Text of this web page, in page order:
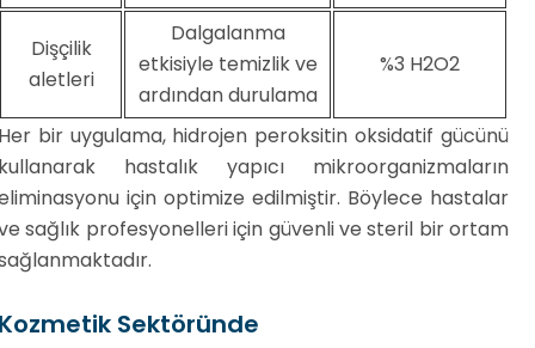
Dişçilik
aletleri
Dalgalanma
etkisiyle temizlik ve
ardından durulama
%3 H2O2
bir uygulama, hidrojen peroksitin oksidatif gücünü
hastalık yapıcı mikroorganizmaların
için optimize edilmiştir. Böylece hastalar
sağlık profesyonelleri için güvenli ve steril bir ortam
Sektöründe